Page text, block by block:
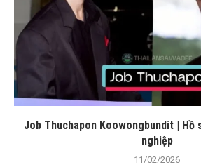
Job Thuchapon Koowongbundit | Hồ
nghiệp
11/02/2026